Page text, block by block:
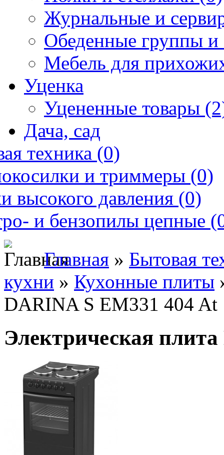
Журнальные и
Обеденные группы и
Мебель для
Уценка
Уцененные товары
Дача, сад
техника (0)
и триммеры (0)
высокого давления (0)
и бензопилы цепные
Главная » Бытовая
кухни » Кухонные плиты
DARINA S EM331 404 At
Электрическая